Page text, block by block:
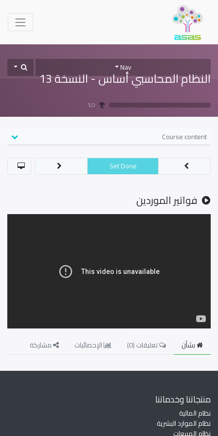
Nav
النظام المحاسبي أساس - النسخة 13
0 %
Course content
فواتير الموردين
Set Done
بشأن تعليقات (0
) الإحصائيات مشاركة
منتجاتنا وخدماتنا
نظام المالية
نظام الموارد البشرية